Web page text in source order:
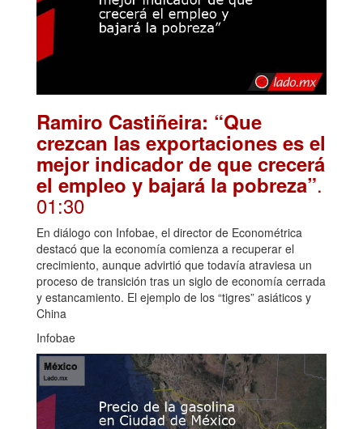
Ramiro Castiñeira: “Que
crezcan las exportaciones es el
mejor indicador de que crecerá
el empleo y bajará la pobreza”.
01:30
En diálogo con Infobae, el director de Econométrica
destacó que la economía comienza a recuperar el
crecimiento, aunque advirtió que todavía atraviesa un
proceso de transición tras un siglo de economía cerrada
y estancamiento. El ejemplo de los “tigres” asiáticos y
China
Infobae